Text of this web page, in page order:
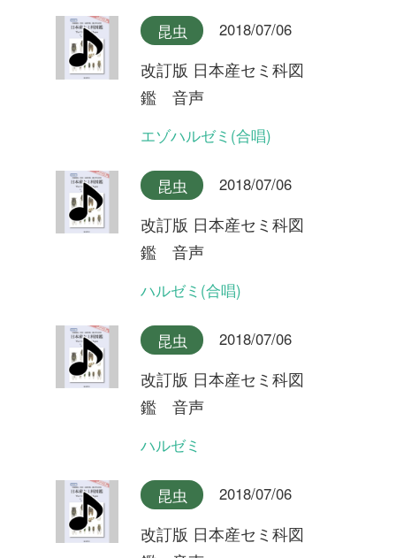
改訂版 日本産セミ科図
鑑 音声
スジアカクマゼミ
改訂版 日本産セミ科図
鑑 音声
昆虫 2018/07/06
改訂版 日本産セミ科図
鑑 音声
キュウシュウエゾゼミ九州産
昆虫 2018/07/06
改訂版 日本産セミ科図
昆虫 2018/07/06
改訂版 日本産セミ科図